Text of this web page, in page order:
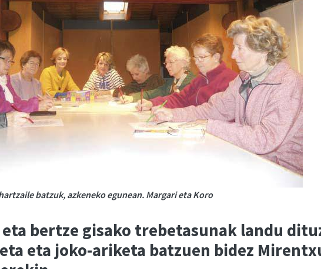
batzuk, azkeneko egunean. Margari eta Koro
bertze gisako trebetasunak landu
eta joko-ariketa batzuen bidez